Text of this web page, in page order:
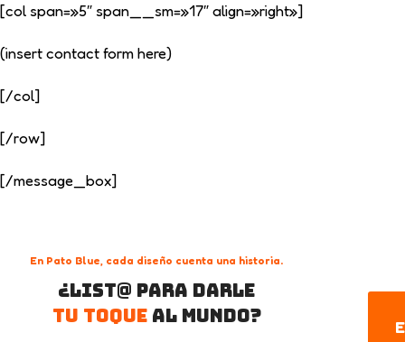
[col span=»5″ span__sm=»17″ align=»right»]
(insert contact form here)
[/col]
[/row]
[/message_box]
En Pato Blue, cada diseño cuenta una historia.
¿List@ para darle
tu toqueal mundo?